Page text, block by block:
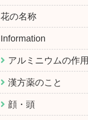
花の名称
Information
アルミニウムの作用
漢方薬のこと
顔・頭